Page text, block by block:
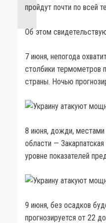
пройдут почти по всей
Об этом
7 июня, непогода
столбики термометров
страны. Ночью
8 июня, дожди, местами
области —
уровне показателей
9 июня, без осадков
прогнозируется от 22